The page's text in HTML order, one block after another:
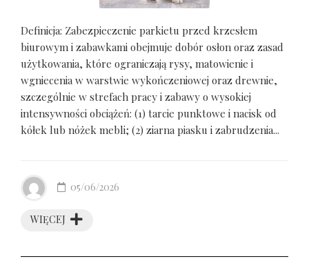
Definicja: Zabezpieczenie parkietu przed krzesłem
biurowym i zabawkami obejmuje dobór osłon oraz zasad
użytkowania, które ograniczają rysy, matowienie i
wgniecenia w warstwie wykończeniowej oraz drewnie,
szczególnie w strefach pracy i zabawy o wysokiej
intensywności obciążeń: (1) tarcie punktowe i nacisk od
kółek lub nóżek mebli; (2) ziarna piasku i zabrudzenia...
WIĘCEJ
05/06/2026